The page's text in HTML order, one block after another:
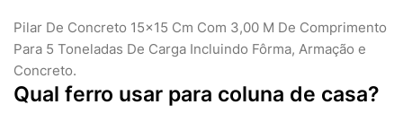
Pilar De Concreto 15x15 Cm Com 3,00 M De Comprimento
Para 5 Toneladas De Carga Incluindo Fôrma, Armação e
Concreto.
Qual ferro usar para coluna de casa?